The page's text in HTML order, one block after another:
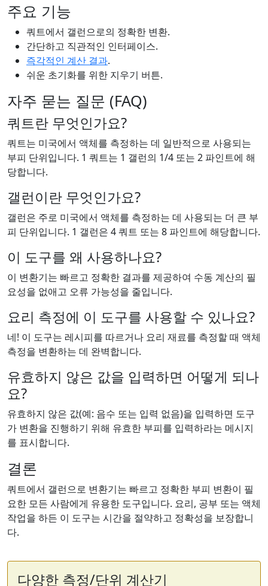
주요 기능
쿼트에서 갤런으로의 정확한 변환.
간단하고 직관적인 인터페이스.
즉각적인 계산 결과.
쉬운 초기화를 위한 지우기 버튼.
자주 묻는 질문 (FAQ)
쿼트란 무엇인가요?
쿼트는 미국에서 액체를 측정하는 데 일반적으로 사용되는
부피 단위입니다. 1 쿼트는 1 갤런의 1/4 또는 2 파인트에 해
당합니다.
갤런이란 무엇인가요?
갤런은 주로 미국에서 액체를 측정하는 데 사용되는 더 큰 부
피 단위입니다. 1 갤런은 4 쿼트 또는 8 파인트에 해당합니다.
이 도구를 왜 사용하나요?
이 변환기는 빠르고 정확한 결과를 제공하여 수동 계산의 필
요성을 없애고 오류 가능성을 줄입니다.
요리 측정에 이 도구를 사용할 수 있나요?
네! 이 도구는 레시피를 따르거나 요리 재료를 측정할 때 액체
측정을 변환하는 데 완벽합니다.
유효하지 않은 값을 입력하면 어떻게 되나
요?
유효하지 않은 값(예: 음수 또는 입력 없음)을 입력하면 도구
가 변환을 진행하기 위해 유효한 부피를 입력하라는 메시지
를 표시합니다.
결론
쿼트에서 갤런으로 변환기는 빠르고 정확한 부피 변환이 필
요한 모든 사람에게 유용한 도구입니다. 요리, 공부 또는 액체
작업을 하든 이 도구는 시간을 절약하고 정확성을 보장합니
다.
다양한 측정/단위 계산기